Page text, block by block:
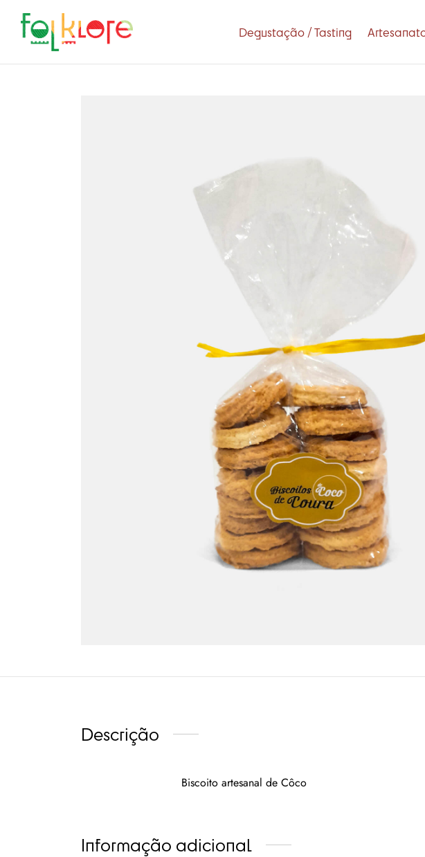
Degustação / Tasting
Descrição
Biscoito artesanal de Côco
Informação adicional